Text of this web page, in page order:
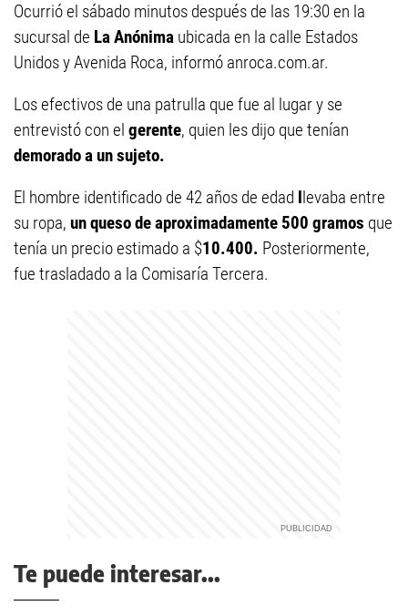
Ocurrió el sábado minutos después de las 19:30 en la
sucursal de La Anónima ubicada en la calle Estados
Unidos y Avenida Roca, informó anroca.com.ar.
Los efectivos de una patrulla que fue al lugar y se
entrevistó con el gerente, quien les dijo que tenían
demorado a un sujeto.
El hombre identificado de 42 años de edad llevaba entre
su ropa, un queso de aproximadamente 500 gramos que
tenía un precio estimado a $10.400. Posteriormente,
fue trasladado a la Comisaría Tercera.
Te puede interesar...